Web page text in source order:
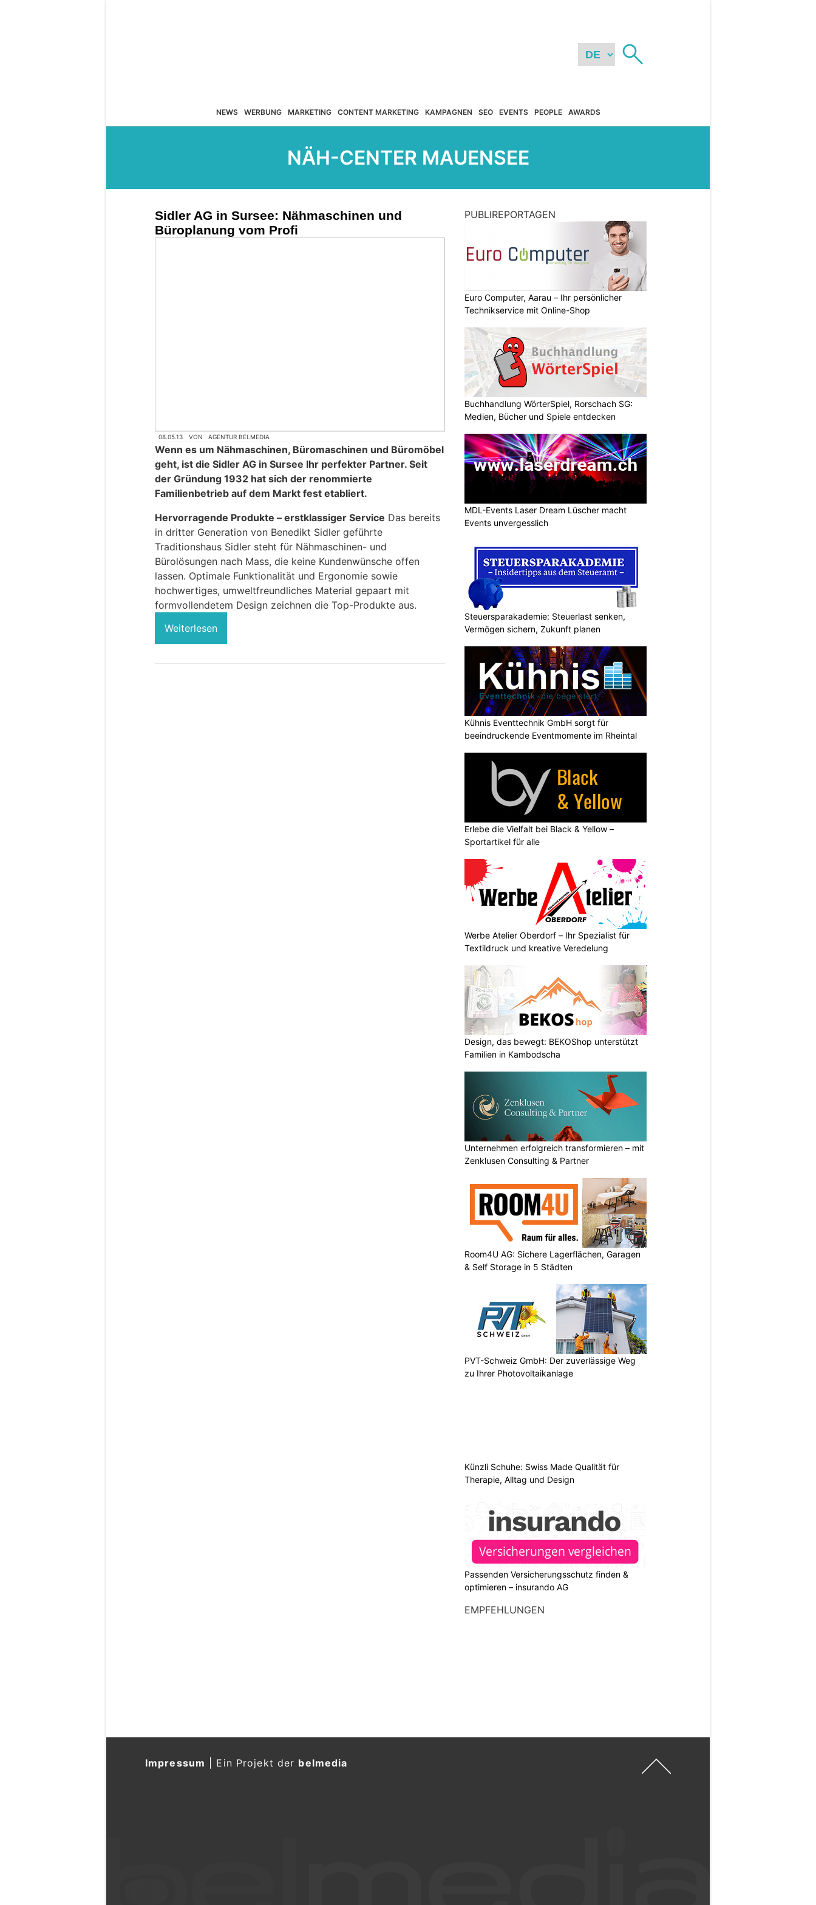
NEWS WERBUNG MARKETING CONTENT MARKETING KAMPAGNEN SEO EVENTS PEOPLE AWARDS
NÄH-CENTER MAUENSEE
Sidler AG in Sursee: Nähmaschinen und
Büroplanung vom Profi
08.05.13 VON AGENTUR BELMEDIA
Wenn es um Nähmaschinen, Büromaschinen und Büromöbel
geht, ist die Sidler AG in Sursee Ihr perfekter Partner. Seit
der Gründung 1932 hat sich der renommierte
Familienbetrieb auf dem Markt fest etabliert.
Hervorragende Produkte – erstklassiger Service Das bereits
in dritter Generation von Benedikt Sidler geführte
Traditionshaus Sidler steht für Nähmaschinen- und
Bürolösungen nach Mass, die keine Kundenwünsche offen
lassen. Optimale Funktionalität und Ergonomie sowie
hochwertiges, umweltfreundliches Material gepaart mit
formvollendetem Design zeichnen die Top-Produkte aus.
Weiterlesen
PUBLIREPORTAGEN
Euro Computer, Aarau – Ihr persönlicher
Technikservice mit Online-Shop
Buchhandlung WörterSpiel, Rorschach SG:
Medien, Bücher und Spiele entdecken
MDL-Events Laser Dream Lüscher macht
Events unvergesslich
Steuersparakademie: Steuerlast senken,
Vermögen sichern, Zukunft planen
Kühnis Eventtechnik GmbH sorgt für
beeindruckende Eventmomente im Rheintal
Erlebe die Vielfalt bei Black & Yellow –
Sportartikel für alle
Werbe Atelier Oberdorf – Ihr Spezialist für
Textildruck und kreative Veredelung
Design, das bewegt: BEKOShop unterstützt
Familien in Kambodscha
Unternehmen erfolgreich transformieren – mit
Zenklusen Consulting & Partner
Room4U AG: Sichere Lagerflächen, Garagen
& Self Storage in 5 Städten
PVT-Schweiz GmbH: Der zuverlässige Weg
zu Ihrer Photovoltaikanlage
Künzli Schuhe: Swiss Made Qualität für
Therapie, Alltag und Design
Passenden Versicherungsschutz finden &
optimieren – insurando AG
EMPFEHLUNGEN
Impressum Ein Projekt der belmedia